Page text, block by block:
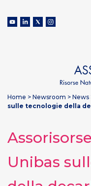
Home > Newsroom > News
sulle tecnologie della
Unibas